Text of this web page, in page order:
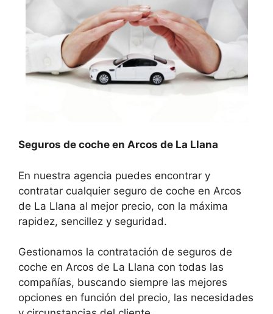
Seguros de coche en Arcos de La Llana
En nuestra agencia puedes encontrar y
contratar cualquier seguro de coche en Arcos
de La Llana al mejor precio, con la máxima
rapidez, sencillez y seguridad.
Gestionamos la contratación de seguros de
coche en Arcos de La Llana con todas las
compañías, buscando siempre las mejores
opciones en función del precio, las necesidades